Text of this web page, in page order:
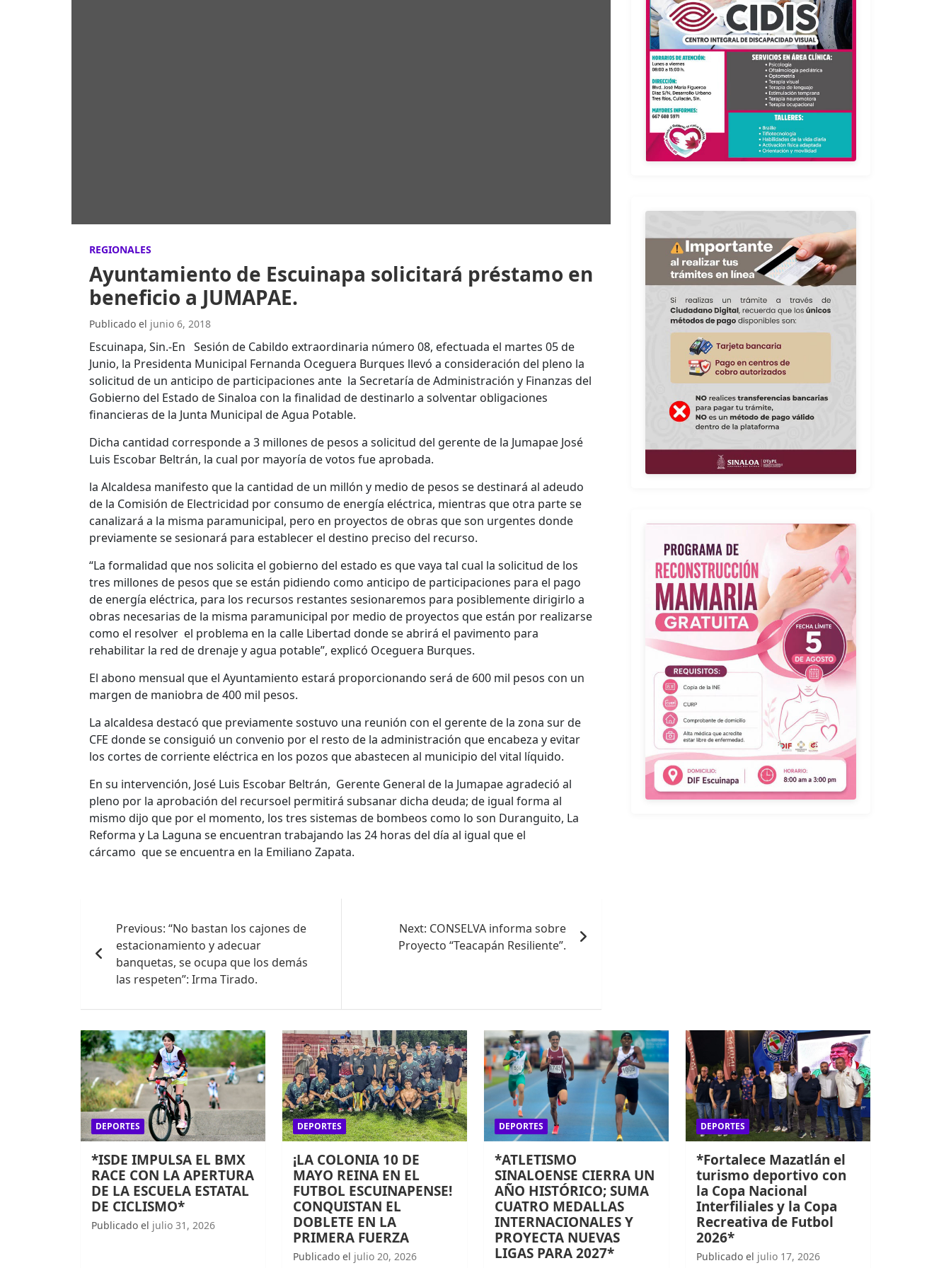
REGIONALES
Ayuntamiento de Escuinapa solicitará préstamo en
beneficio a JUMAPAE.
Publicado el junio 6, 2018
Escuinapa, Sin.-En Sesión de Cabildo extraordinaria número 08, efectuada el martes 05 de
Junio, la Presidenta Municipal Fernanda Oceguera Burques llevó a consideración del pleno la
solicitud de un anticipo de participaciones ante la Secretaría de Administración y Finanzas del
Gobierno del Estado de Sinaloa con la finalidad de destinarlo a solventar obligaciones
financieras de la Junta Municipal de Agua Potable.
Dicha cantidad corresponde a 3 millones de pesos a solicitud del gerente de la Jumapae José
Luis Escobar Beltrán, la cual por mayoría de votos fue aprobada.
la Alcaldesa manifesto que la cantidad de un millón y medio de pesos se destinará al adeudo
de la Comisión de Electricidad por consumo de energía eléctrica, mientras que otra parte se
canalizará a la misma paramunicipal, pero en proyectos de obras que son urgentes donde
previamente se sesionará para establecer el destino preciso del recurso.
“La formalidad que nos solicita el gobierno del estado es que vaya tal cual la solicitud de los
tres millones de pesos que se están pidiendo como anticipo de participaciones para el pago
de energía eléctrica, para los recursos restantes sesionaremos para posiblemente dirigirlo a
obras necesarias de la misma paramunicipal por medio de proyectos que están por realizarse
como el resolver el problema en la calle Libertad donde se abrirá el pavimento para
rehabilitar la red de drenaje y agua potable”, explicó Oceguera Burques.
El abono mensual que el Ayuntamiento estará proporcionando será de 600 mil pesos con un
margen de maniobra de 400 mil pesos.
La alcaldesa destacó que previamente sostuvo una reunión con el gerente de la zona sur de
CFE donde se consiguió un convenio por el resto de la administración que encabeza y evitar
los cortes de corriente eléctrica en los pozos que abastecen al municipio del vital líquido.
En su intervención, José Luis Escobar Beltrán, Gerente General de la Jumapae agradeció al
pleno por la aprobación del recursoel permitirá subsanar dicha deuda; de igual forma al
mismo dijo que por el momento, los tres sistemas de bombeos como lo son Duranguito, La
Reforma y La Laguna se encuentran trabajando las 24 horas del día al igual que el
cárcamo que se encuentra en la Emiliano Zapata.
entradas
Previous: “No bastan los cajones de
estacionamiento y adecuar
banquetas, se ocupa que los demás
las respeten”: Irma Tirado.
Next: CONSELVA informa sobre
Proyecto “Teacapán Resiliente”.
DEPORTES
*ISDE IMPULSA EL BMX
RACE CON LA APERTURA
DE LA ESCUELA ESTATAL
DE CICLISMO*
Publicado el julio 31, 2026
DEPORTES
¡LA COLONIA 10 DE
MAYO REINA EN EL
FUTBOL ESCUINAPENSE!
CONQUISTAN EL
DOBLETE EN LA
PRIMERA FUERZA
Publicado el julio 20, 2026
DEPORTES
*ATLETISMO
SINALOENSE CIERRA UN
AÑO HISTÓRICO; SUMA
CUATRO MEDALLAS
INTERNACIONALES Y
PROYECTA NUEVAS
LIGAS PARA 2027*
DEPORTES
*Fortalece Mazatlán el
turismo deportivo con
la Copa Nacional
Interfiliales y la Copa
Recreativa de Futbol
2026*
Publicado el julio 17, 2026